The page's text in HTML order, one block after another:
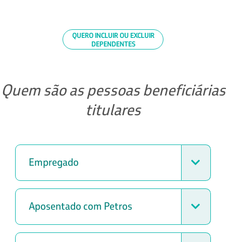
QUERO INCLUIR OU EXCLUIR
DEPENDENTES
Quem são as pessoas beneficiárias
titulares
Empregado
Aposentado com Petros